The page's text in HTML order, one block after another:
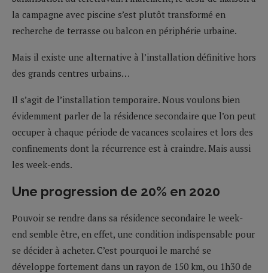
la campagne avec piscine s’est plutôt transformé en
recherche de terrasse ou balcon en périphérie urbaine.
Mais il existe une alternative à l’installation définitive hors
des grands centres urbains…
Il s’agit de l’installation temporaire. Nous voulons bien
évidemment parler de la résidence secondaire que l’on peut
occuper à chaque période de vacances scolaires et lors des
confinements dont la récurrence est à craindre. Mais aussi
les week-ends.
Une progression de 20% en 2020
Pouvoir se rendre dans sa résidence secondaire le week-
end semble être, en effet, une condition indispensable pour
se décider à acheter. C’est pourquoi le marché se
développe fortement dans un rayon de 150 km, ou 1h30 de